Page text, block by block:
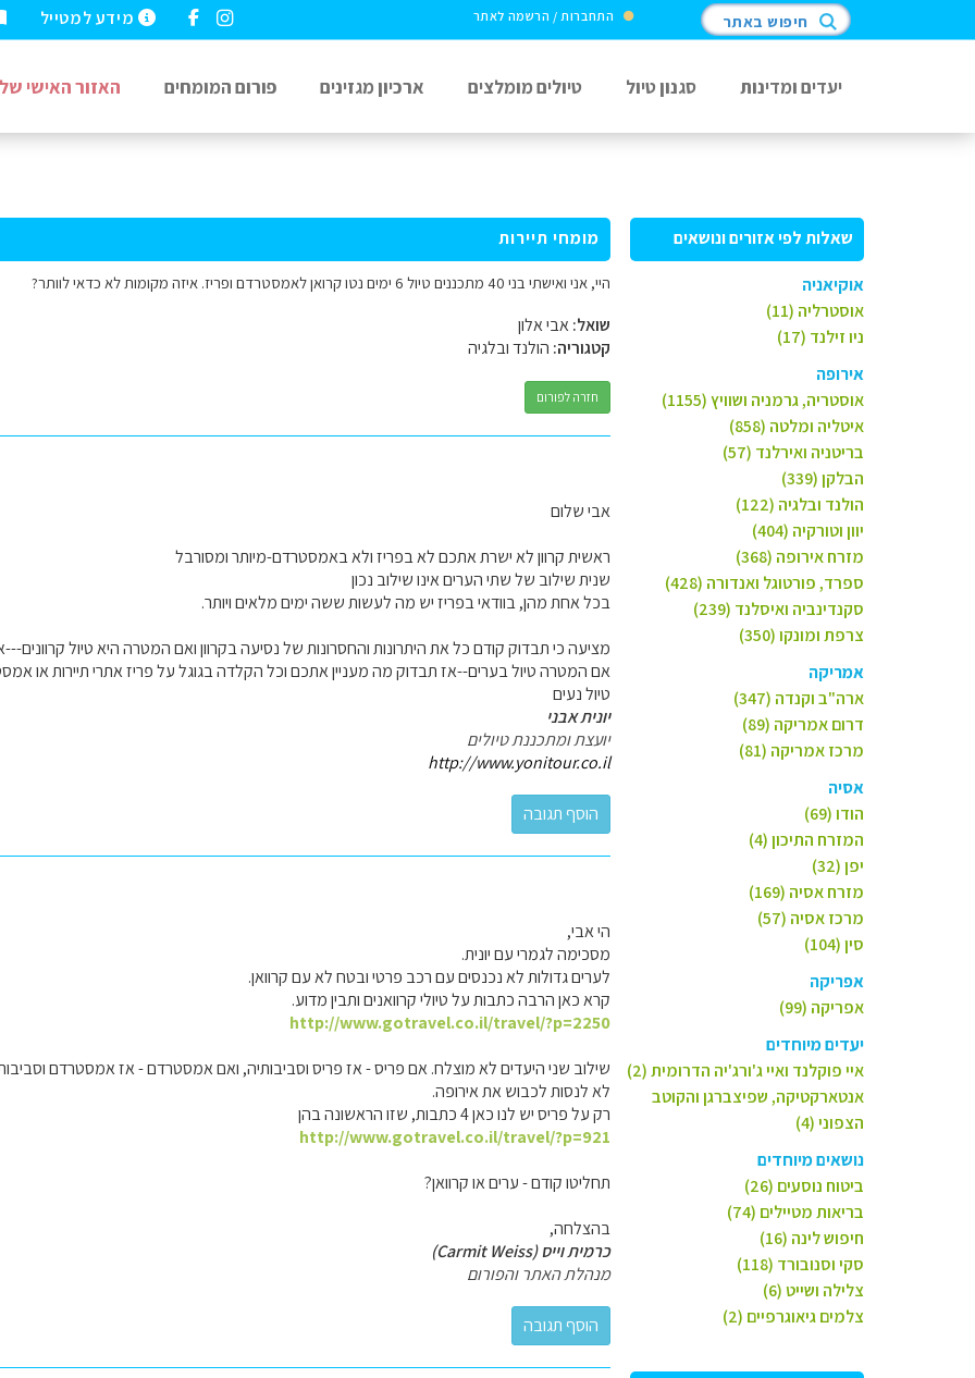
מידע למטייל התחברות / הרשמה לאתר חיפוש באתר
יעדים ומדינות סגנון טיול טיולים מומלצים ארכיון מגזינים פורום המומחים האזור האישי
שאלות לפי אזורים ונושאים
אוקיאניה
אוסטרליה (11)
ניו זילנד (17)
אירופה
אוסטריה, גרמניה ושוויץ (1155)
איטליה ומלטה (858)
בריטניה ואירלנד (57)
הבלקן (339)
הולנד ובלגיה (122)
יוון וטורקיה (404)
מזרח אירופה (368)
ספרד, פורטוגל ואנדורה (428)
סקנדינביה ואיסלנד (239)
צרפת ומונקו (350)
אמריקה
ארה"ב וקנדה (347)
דרום אמריקה (89)
מרכז אמריקה (81)
אסיה
הודו (69)
המזרח התיכון (4)
יפן (32)
מזרח אסיה (169)
מרכז אסיה (57)
סין (104)
אפריקה
אפריקה (99)
יעדים מיוחדים
איי פוקלנד ואיי ג'ורג'יה הדרומית (2)
אנטארקטיקה, שפיצברגן והקוטב
הצפוני (4)
נושאים מיוחדים
ביטוח נוסעים (26)
בריאות מטיילים (74)
חיפוש לינה (16)
סקי וסנובורד (118)
צלילה ושייט (6)
צלמים גיאוגרפיים (2)
מומחי תיירות
היי, אני ואישתי בני 40 מתכננים טיול 6 ימים נטו קרואן לאמסטרדם ופריז. איזה מקומות לא כדאי לוותר?
שואל:אבי אלון
קטגוריה: הולנד ובלגיה
חזרה לפורום
אבי שלום
ראשית קרוון לא ישרת אתכם לא בפריז ולא באמסטרדם-מיותר ומסורבל
שנית שילוב של שתי הערים אינו שילוב נכון
בכל אחת מהן, בוודאי בפריז יש מה לעשות ששה ימים מלאים ויותר.
מציעה כי תבדוק קודם כל את היתרונות והחסרונות של נסיעה בקרוון ואם המטרה היא טיול קרוונים---
אם המטרה טיול בערים--אז תבדוק מה מעניין אתכם וכל הקלדה בגוגל על פריז אתרי תיירות או
טיול נעים
יונית אבני
יועצת ומתכננת טיולים
http://www.yonitour.co.il
הי אבי,
מסכימה לגמרי עם יונית.
לערים גדולות לא נכנסים עם רכב פרטי ובטח לא עם קרוואן.
קרא כאן הרבה כתבות על טיולי קרוואנים ותבין מדוע.
http://www.gotravel.co.il/travel/?p=2250
שילוב שני היעדים לא מוצלח. אם פריס - אז פריס וסביבותיה, ואם אמסטרדם - אז אמסטרדם
לא לנסות לכבוש את אירופה.
רק על פריס יש לנו כאן 4 כתבות, שזו הראשונה בהן
http://www.gotravel.co.il/travel/?p=921
תחליטו קודם - ערים או קרוואן?
בהצלחה,
כרמית וייס (Carmit Weiss)
מנהלת האתר והפורום